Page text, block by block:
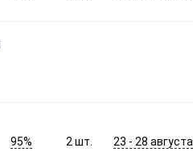
95% 2 шт. 23 - 28 августа